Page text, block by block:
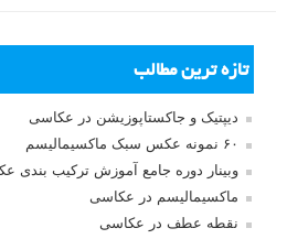
تازه ترین مطالب
دیپتیک و جاکستا‌پوزیشن در عکاسی
۶۰ نمونه عکس سبک ماکسیمالیسم
وبینار دوره جامع آموزش ترکیب
ماکسیمالیسم در عکاسی
نقطه عطف در عکاسی